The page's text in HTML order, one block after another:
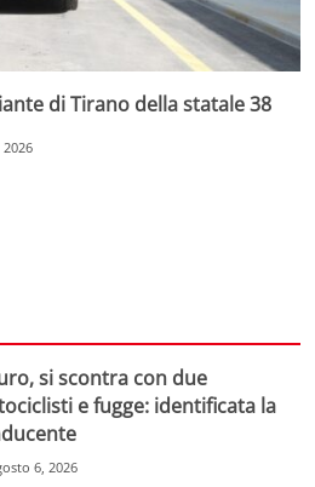
di Tirano della statale 38
si scontra con due
e fugge: identificata la
6, 2026